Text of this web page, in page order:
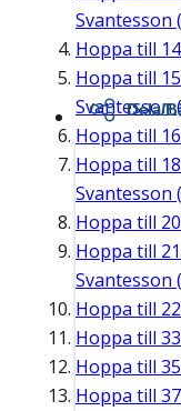
Svantesson
Hoppa till
Hoppa till
Svantesson
Hoppa till
Hoppa till
Svantesson
Hoppa till
Hoppa till
Svantesson
Hoppa till
Hoppa till
Hoppa till
Hoppa till
Dela/